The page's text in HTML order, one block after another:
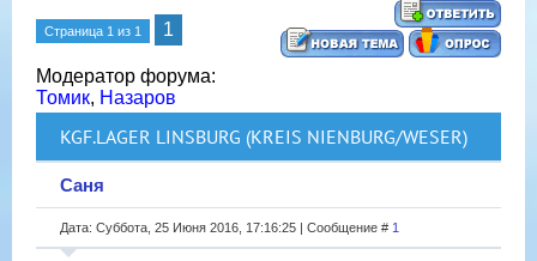
Страница 1 из 1 1
Модератор форума:
Томик, Назаров
KGF.LAGER LINSBURG (KREIS NIENBURG/WESER)
Саня
Дата: Суббота, 25 Июня 2016, 17:16:25 | Сообщение # 1